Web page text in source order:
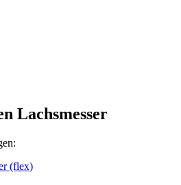
Lachsmesser
(flex)